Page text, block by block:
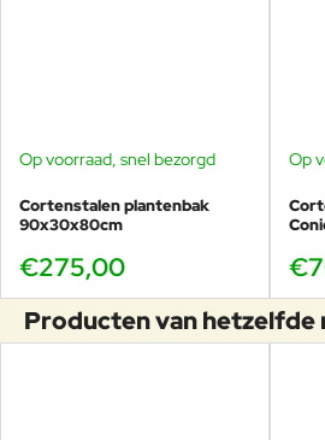
Op voorraad, snel bezorgd
Cortenstalen plantenbak
90x30x80cm
€275,00
Op
Producten van hetzelfde